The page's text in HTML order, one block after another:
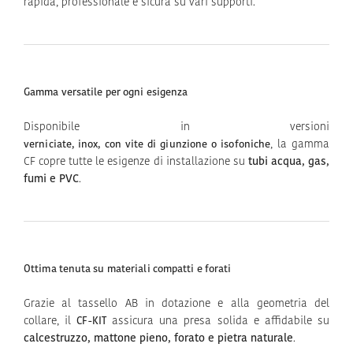
rapida, professionale e sicura su vari supporti.
Gamma versatile per ogni esigenza
Disponibile in versioni
verniciate, inox, con vite di giunzione o isofoniche, la gamma
CF copre tutte le esigenze di installazione su tubi acqua, gas,
fumi e PVC.
Ottima tenuta su materiali compatti e forati
Grazie al tassello AB in dotazione e alla geometria del
collare, ilCF-KITassicura una presa solida e affidabile su
calcestruzzo, mattone pieno, forato e pietra naturale.